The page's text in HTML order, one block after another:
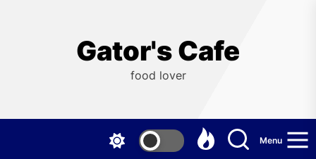
Gator's Cafe
food lover
Menu